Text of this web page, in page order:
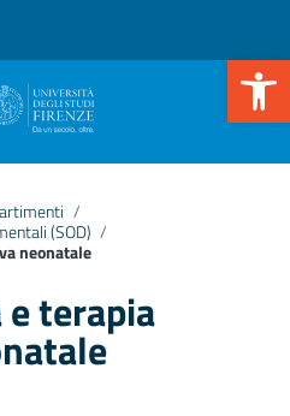
/
(SOD) /
neonatale
terapia